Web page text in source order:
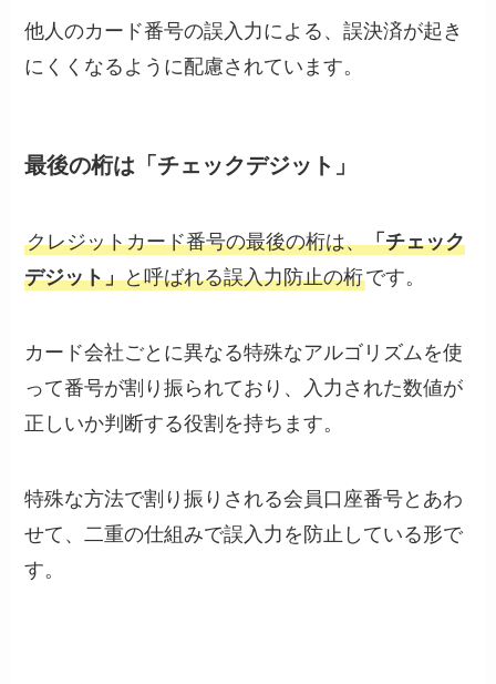
他人のカード番号の誤入力による、誤決済が起き
にくくなるように配慮されています。
最後の桁は「チェックデジット」
クレジットカード番号の最後の桁は、「チェック
デジット」と呼ばれる誤入力防止の桁です。
カード会社ごとに異なる特殊なアルゴリズムを使
って番号が割り振られており、入力された数値が
正しいか判断する役割を持ちます。
特殊な方法で割り振りされる会員口座番号とあわ
せて、二重の仕組みで誤入力を防止している形で
す。